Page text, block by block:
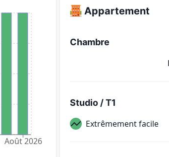
Août 2026
Appartement
Chambre
Studio / T1
Extrêmement facile